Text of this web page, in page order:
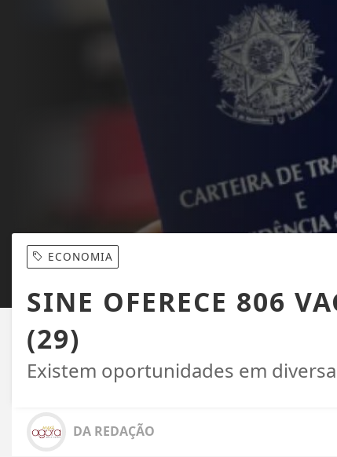
ECONOMIA
SINE OFERECE 806
(29)
Existem oportunidades em
DA REDAÇÃO